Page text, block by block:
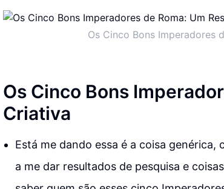
Os Cinco Bons Imperadores
Os Cinco Bons
Criativa
Está me dando essa é a coisa
a me dar resultados de pesquisa e